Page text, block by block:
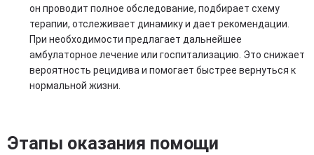
он проводит полное обследование, подбирает схему
терапии, отслеживает динамику и дает рекомендации.
При необходимости предлагает дальнейшее
амбулаторное лечение или госпитализацию. Это снижает
вероятность рецидива и помогает быстрее вернуться к
нормальной жизни.
Этапы оказания помощи